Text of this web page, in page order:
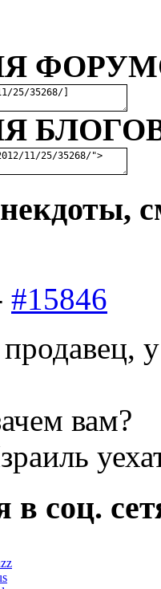
БЛОГОВ
#15846
у
вам?
в соц.